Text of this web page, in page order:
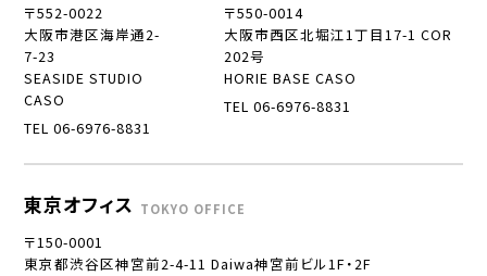
〒552-0022
大阪市港区海岸通2-
7-23
SEASIDE STUDIO
CASO
TEL 06-6976-8831
〒550-0014
大阪市西区北堀江1丁目17-1 COR
202号
HORIE BASE CASO
TEL 06-6976-8831
東京オフィス TOKYO OFFICE
〒150-0001
東京都渋谷区神宮前2-4-11 Daiwa神宮前ビル1F・2F